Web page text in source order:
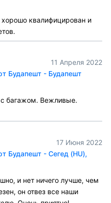
квалифицирован и
11 Апреля 2022
Будапешт - Будапешт
с багажом. Вежливые.
17 Июня 2022
Будапешт - Сегед (HU),
и нет ничего лучше, чем
он отвез все наши